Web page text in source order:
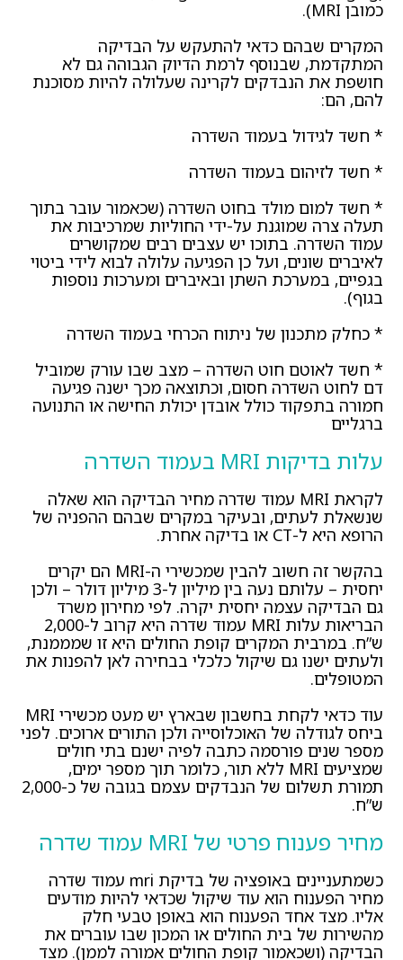
כמובן MRI).
המקרים שבהם כדאי להתעקש על הבדיקה
המתקדמת, שבנוסף לרמת הדיוק הגבוהה גם לא
חושפת את הנבדקים לקרינה שעלולה להיות מסוכנת
להם, הם:
* חשד לגידול בעמוד השדרה
* חשד לזיהום בעמוד השדרה
* חשד למום מולד בחוט השדרה (שכאמור עובר בתוך
תעלה צרה שמוגנת על-ידי החוליות שמרכיבות את
עמוד השדרה. בתוכו יש עצבים רבים שמקושרים
לאיברים שונים, ועל כן הפגיעה עלולה לבוא לידי ביטוי
בגפיים, במערכת השתן ובאיברים ומערכות נוספות
בגוף).
* כחלק מתכנון של ניתוח הכרחי בעמוד השדרה
* חשד לאוטם חוט השדרה – מצב שבו עורק שמוביל
דם לחוט השדרה חסום, וכתוצאה מכך ישנה פגיעה
חמורה בתפקוד כולל אובדן יכולת החישה או התנועה
ברגליים
עלות בדיקות MRI בעמוד השדרה
לקראת MRI עמוד שדרה מחיר הבדיקה הוא שאלה
שנשאלת לעתים, ובעיקר במקרים שבהם ההפניה של
הרופא היא ל-CT או בדיקה אחרת.
בהקשר זה חשוב להבין שמכשירי ה-MRI הם יקרים
יחסית – עלותם נעה בין מיליון ל-3 מיליון דולר – ולכן
גם הבדיקה עצמה יחסית יקרה. לפי מחירון משרד
הבריאות עלות MRI עמוד שדרה היא קרוב ל-2,000
ש”ח. במרבית המקרים קופת החולים היא זו שמממנת,
ולעתים ישנו גם שיקול כלכלי בבחירה לאן להפנות את
המטופלים.
עוד כדאי לקחת בחשבון שבארץ יש מעט מכשירי MRI
ביחס לגודלה של האוכלוסייה ולכן התורים ארוכים. לפני
מספר שנים פורסמה כתבה לפיה ישנם בתי חולים
שמציעים MRI ללא תור, כלומר תוך מספר ימים,
תמורת תשלום של הנבדקים עצמם בגובה של כ-2,000
ש”ח.
מחיר פענוח פרטי של MRI עמוד שדרה
כשמתעניינים באופציה של בדיקת mri עמוד שדרה
מחיר הפענוח הוא עוד שיקול שכדאי להיות מודעים
אליו. מצד אחד הפענוח הוא באופן טבעי חלק
מהשירות של בית החולים או המכון שבו עוברים את
הבדיקה (ושכאמור קופת החולים אמורה לממן). מצד